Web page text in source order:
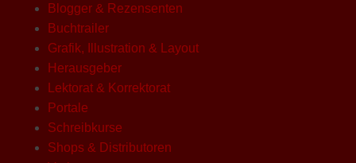
Blogger & Rezensenten
Buchtrailer
Grafik, Illustration & Layout
Herausgeber
Lektorat & Korrektorat
Portale
Schreibkurse
Shops & Distributoren